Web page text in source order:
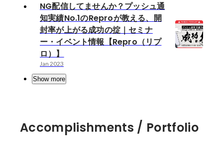
NG配信してませんか？プッシュ通
知実績No.1のReproが教える、開
封率が上がる成功の掟｜セミナ
ー・イベント情報【Repro（リプ
ロ）】
Jan 2023
Show more
Accomplishments / Portfolio